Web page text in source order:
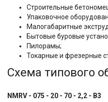
Строительные
Упаковочное
Малогабаритные
Бытовые буровые
Пилорамы;
Токарные и фрезерные
Схема типового
NMRV - 075 - 20 - 70 - 2,2 - B3